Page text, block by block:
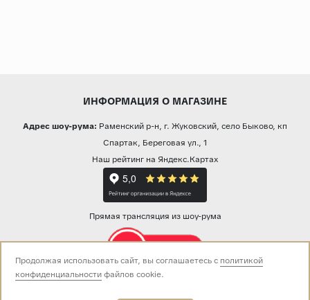
ИНФОРМАЦИЯ О МАГАЗИНЕ
Адрес шоу-рума: Раменский р-н, г. Жуковский, село Быково, кп
Спартак, Береговая ул., 1
Наш рейтинг на Яндекс.Картах
Прямая трансляция из шоу-рума
Звоните нам:
Продолжая использовать сайт, вы соглашаетесь с политикой
конфиденциальностифайлов cookie.